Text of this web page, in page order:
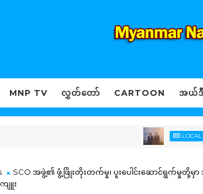
MNP TV လွှတ်တော် CARTOON အယ်ဒီ
LOCAL NEWS
SCO အဖွဲ့၏ ဖွံ့ဖြိုးတိုးတက်မှု၊ ပူးပေါင်းဆောင်ရွက်မှုတို့
ကျူး